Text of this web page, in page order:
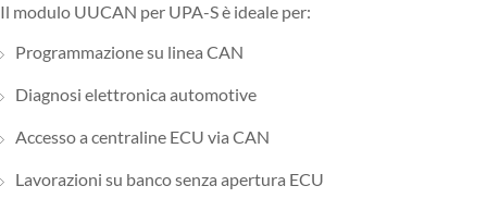
Il modulo UUCAN per UPA-S è ideale per:
Programmazione su linea CAN
Diagnosi elettronica automotive
Accesso a centraline ECU via CAN
Lavorazioni su banco senza apertura ECU